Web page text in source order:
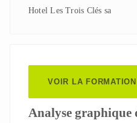
Hotel Les Trois Clés sa
VOIR LA FORMATION
Analyse graphique